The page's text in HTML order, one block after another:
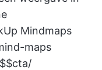
Mindmaps
maps